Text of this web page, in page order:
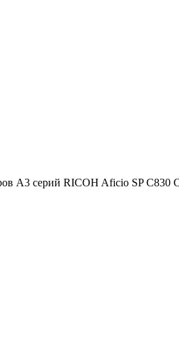
A3 серий RICOH Aficio SP C830